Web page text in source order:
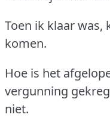
Toen ik klaar was,
komen.
Hoe is het
vergunning
niet.